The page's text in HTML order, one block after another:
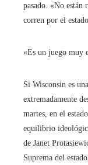
pasado. «No están
corren por el
«Es un juego muy
Si Wisconsin es
extremadamente
martes, en el
equilibrio
de Janet
Suprema del